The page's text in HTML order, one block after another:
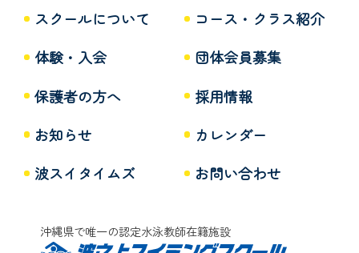
スクールについて
コース・クラス紹介
体験・入会
団体会員募集
保護者の方へ
採用情報
お知らせ
カレンダー
波スイタイムズ
お問い合わせ
沖縄県で唯一の認定水泳教師在籍施設